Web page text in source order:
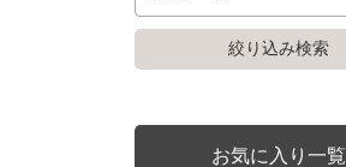
お気に入り一覧